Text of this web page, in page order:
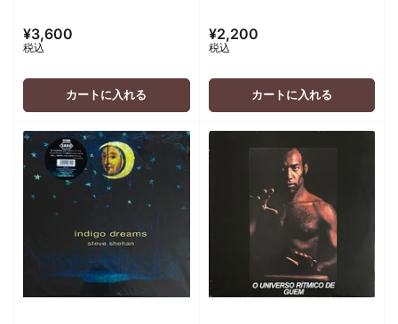
通
常
価
¥3,600
税込
カートに入れる
通
常
価
¥2,200
税込
カートに入れる